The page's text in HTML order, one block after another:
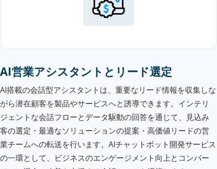
AI営業アシスタントとリード選定
AI搭載の会話型アシスタントは、重要なリード情報を収集しな
がら潜在顧客を製品やサービスへと誘導できます。インテリ
ジェントな会話フローとデータ駆動の回答を通じて、見込み
客の選定・最適なソリューションの提案・高価値リードの営
業チームへの転送を行います。AIチャットボット開発サービス
の一環として、ビジネスのエンゲージメント向上とコンバー